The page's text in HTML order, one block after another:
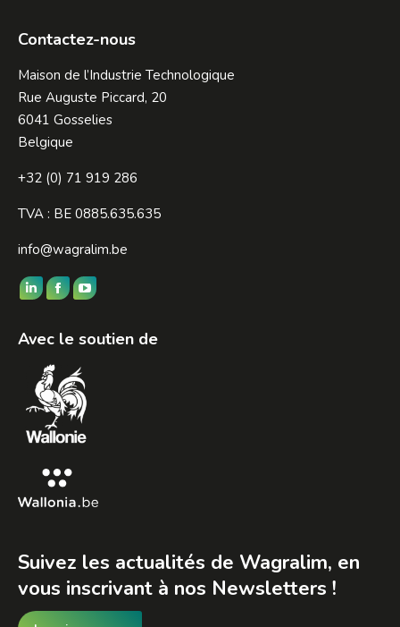
Contactez-nous
Maison de l’Industrie Technologique
Rue Auguste Piccard, 20
6041 Gosselies
Belgique
+32 (0) 71 919 286
TVA : BE 0885.635.635
info@wagralim.be
Trouvez nous sur :
Facebook
opens
new
window
YouTube
opens
new
window
LinkedIn
opens
new
window
Avec le soutien de
Suivez les actualités de Wagralim, en
vous inscrivant à nos Newsletters !